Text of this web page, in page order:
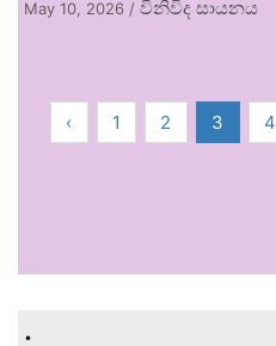
May 10, 2026 / විනිවිද සායනය
‹ 1 2 3 4
.